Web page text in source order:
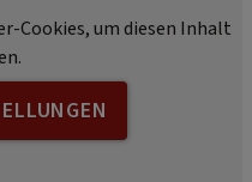
Cookies, um diesen Inhalt